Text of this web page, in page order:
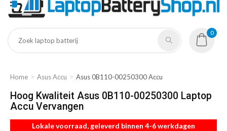
0
Home Asus Accu Asus 0B110-00250300 Accu
Hoog Kwaliteit Asus 0B110-00250300 Laptop
Accu Vervangen
Lokale voorraad, geleverd binnen 4-6 werkdagen